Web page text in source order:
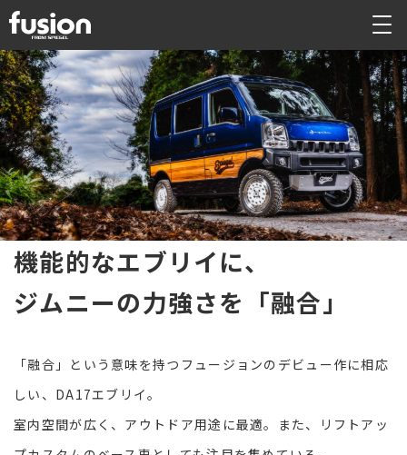
機能的なエブリイに、
ジムニーの力強さを「融合」
「融合」という意味を持つフュージョンのデビュー作に相応
しい、DA17エブリイ。
室内空間が広く、アウトドア用途に最適。また、リフトアッ